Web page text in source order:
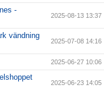
-
2025-08-13 13:37
vändning
2025-07-08 14:16
2025-06-27 10:06
2025-06-23 14:05